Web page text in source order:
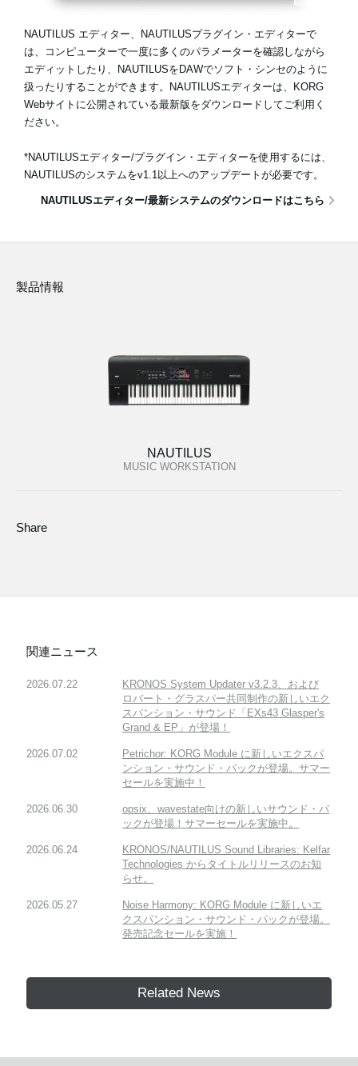
NAUTILUS エディター、NAUTILUSプラグイン・エディターで
は、コンピューターで一度に多くのパラメーターを確認しながら
エディットしたり、NAUTILUSをDAWでソフト・シンセのように
扱ったりすることができます。NAUTILUSエディターは、KORG
Webサイトに公開されている最新版をダウンロードしてご利用く
ださい。
*NAUTILUSエディター/プラグイン・エディターを使用するには、
NAUTILUSのシステムをv1.1以上へのアップデートが必要です。
NAUTILUSエディター/最新システムのダウンロードはこちら
製品情報
NAUTILUS
MUSIC WORKSTATION
Share
関連ニュース
2026.07.22
KRONOS System Updater v3.2.3、および
ロバート・グラスパー共同制作の新しいエク
スパンション・サウンド「EXs43 Glasper's
Grand & EP」が登場！
2026.07.02
Petrichor: KORG Module に新しいエクスパ
ンション・サウンド・パックが登場。サマー
セールを実施中！
2026.06.30
opsix、wavestate向けの新しいサウンド・パ
ックが登場！サマーセールを実施中。
2026.06.24
KRONOS/NAUTILUS Sound Libraries: Kelfar
Technologies からタイトルリリースのお知
らせ。
2026.05.27
Noise Harmony: KORG Module に新しいエ
クスパンション・サウンド・パックが登場。
発売記念セールを実施！
Related News